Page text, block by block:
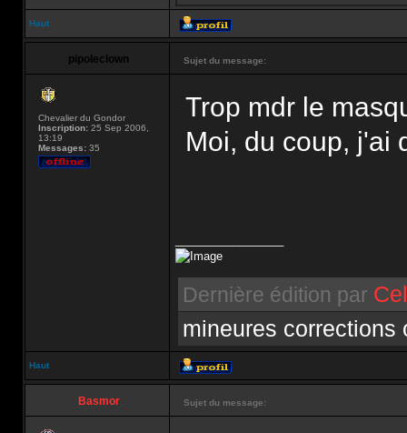
Haut
pipoleclown Sujet du message:
Chevalier du Gondor
Inscription: 25 Sep 2006,
13:19
Messages: 35
Trop mdr le
Moi, du coup, j'ai
Dernière édition par
mineures corrections
Haut
Basmor Sujet du message: